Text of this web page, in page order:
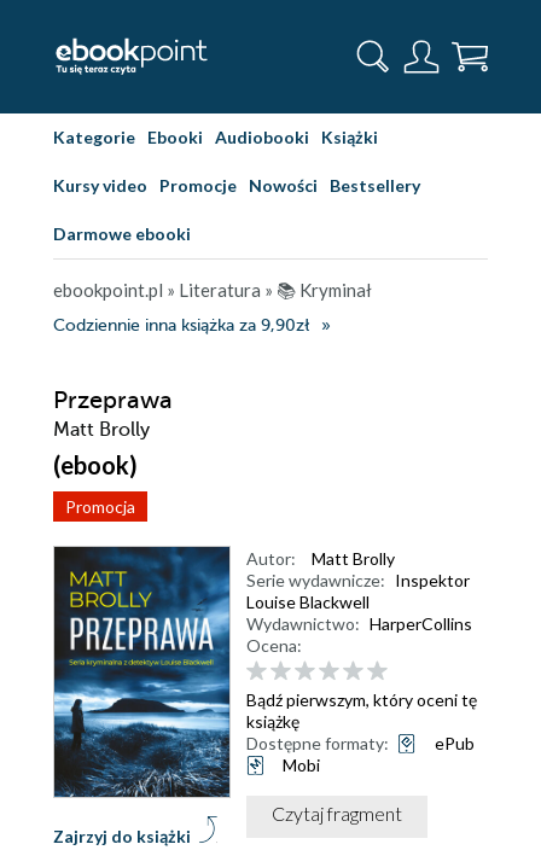
Kategorie Ebooki Audiobooki Książki
Kursy video Promocje Nowości Bestsellery
Darmowe ebooki
ebookpoint.pl » Literatura » 📚 Kryminał
Codziennie inna książka za 9,90zł
Przeprawa
Matt Brolly
(ebook)
Promocja
Zajrzyj do książki
Autor:
Matt Brolly
Serie wydawnicze: Inspektor
Louise Blackwell
Wydawnictwo: HarperCollins
Ocena:
Bądź pierwszym, który oceni tę
książkę
Dostępne formaty:
ePub
Mobi
Czytaj fragment